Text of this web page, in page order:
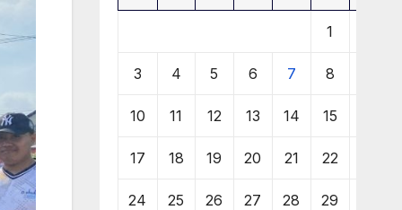
1
3 4 5 6 7 8
10 11 12 13 14 15
17 18 19 20 21 22
24 25 26 27 28 29